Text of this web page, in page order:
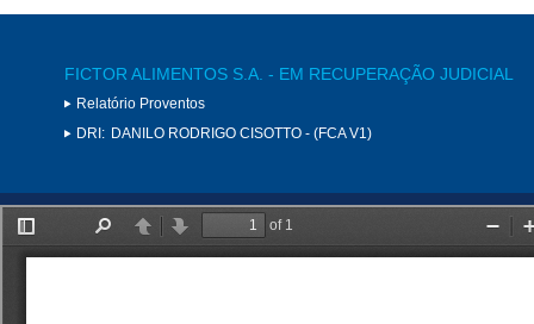
FICTOR ALIMENTOS S.A. - EM RECUPERAÇÃO JUDICIAL
Relatório Proventos
DRI: DANILO RODRIGO CISOTTO - (FCA V1)